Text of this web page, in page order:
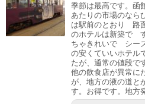
季節は最高です。函
あたりの市場のな
は駅前のとおり 路
のホテルは新築で
ちゃきれいで シー
の安くていいホテル
たが、通常の値段で
他の飲食店が異常に
が、地方の液の道と
す。お得です。地方